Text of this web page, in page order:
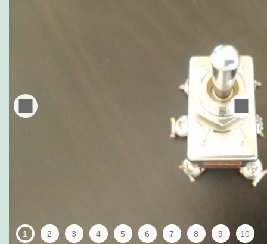
1 2 3 4 5 6 7 8 9 10